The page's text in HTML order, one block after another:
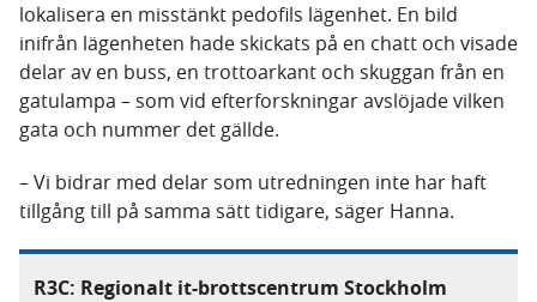
lokalisera en misstänkt pedofils lägenhet. En bild
inifrån lägenheten hade skickats på en chatt och visade
delar av en buss, en trottoarkant och skuggan från en
gatulampa – som vid efterforskningar avslöjade vilken
gata och nummer det gällde.
– Vi bidrar med delar som utredningen inte har haft
tillgång till på samma sätt tidigare, säger Hanna.
R3C: Regionalt it-brottscentrum Stockholm